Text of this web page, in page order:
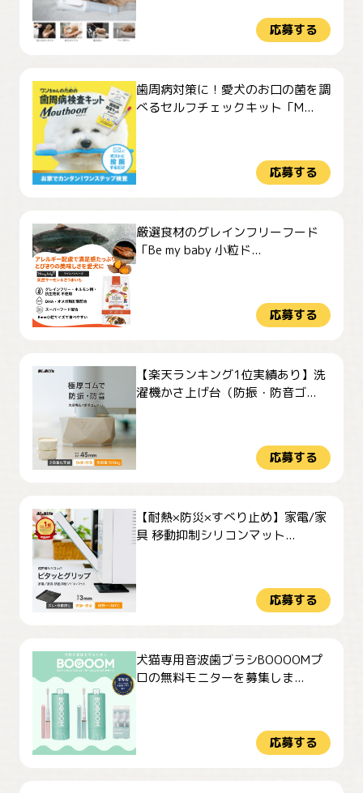
応募する
歯周病対策に！愛犬のお口の菌を調
べるセルフチェックキット「M...
応募する
厳選食材のグレインフリーフード
「Be my baby 小粒ド...
応募する
【楽天ランキング1位実績あり】洗
濯機かさ上げ台（防振・防音ゴ...
応募する
【耐熱×防災×すべり止め】家電/家
具 移動抑制シリコンマット...
応募する
犬猫専用音波歯ブラシBOOOOMプ
ロの無料モニターを募集しま...
応募する